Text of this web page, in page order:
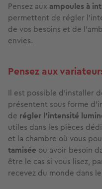
Pensez aux ampoules à
permettent de régler
de vos besoins et de
envies.
Pensez aux
Il est possible d’installer
présentent sous forme
de régler l’intensité
utiles dans les pièces
et la chambre où vous
tamisée ou avoir besoin
être le cas si vous lisez,
recevez du monde dans